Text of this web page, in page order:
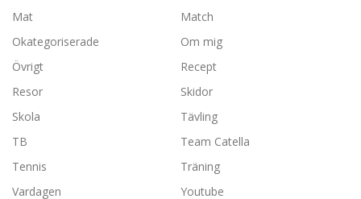
Mat
Match
Okategoriserade
Om mig
Övrigt
Recept
Resor
Skidor
Skola
Tävling
TB
Team Catella
Tennis
Träning
Vardagen
Youtube